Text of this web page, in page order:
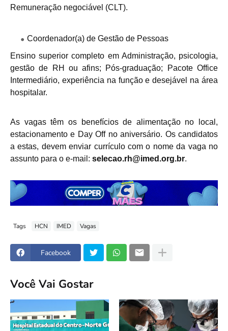
Remuneração negociável (CLT).
Coordenador(a) de Gestão de Pessoas
Ensino superior completo em Administração, psicologia,
gestão de RH ou afins; Pós-graduação; Pacote Office
Intermediário, experiência na função e desejável na área
hospitalar.
As vagas têm os benefícios de alimentação no local,
estacionamento e Day Off no aniversário. Os candidatos
a estas, devem enviar currículo com o nome da vaga no
assunto para o e-mail: selecao.rh@imed.org.br.
Tags HCN IMED Vagas
Facebook
Você Vai Gostar